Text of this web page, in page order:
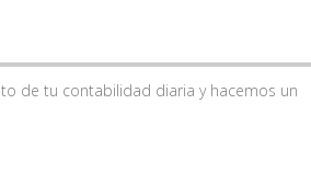
de tu contabilidad diaria y hacemos un